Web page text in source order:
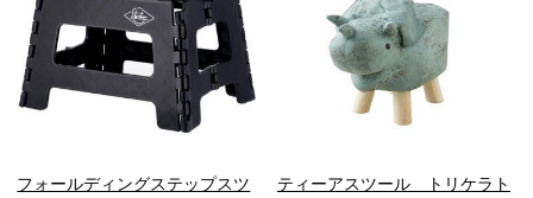
フォールディングステップスツ
ティーアスツール トリケラト